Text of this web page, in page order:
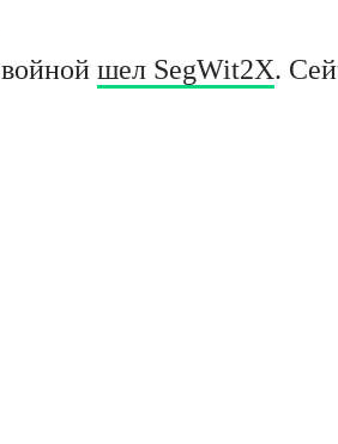
шел SegWit2X.